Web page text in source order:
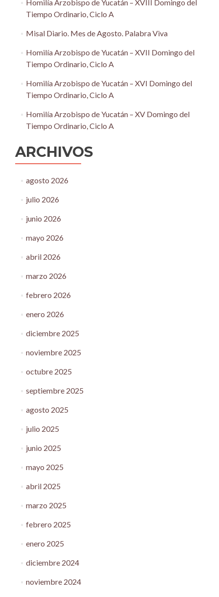
Homilía Arzobispo de Yucatán – XVIII Domingo del
Tiempo Ordinario, Ciclo A
Misal Diario. Mes de Agosto. Palabra Viva
Homilía Arzobispo de Yucatán – XVII Domingo del
Tiempo Ordinario, Ciclo A
Homilía Arzobispo de Yucatán – XVI Domingo del
Tiempo Ordinario, Ciclo A
Homilía Arzobispo de Yucatán – XV Domingo del
Tiempo Ordinario, Ciclo A
ARCHIVOS
agosto 2026
julio 2026
junio 2026
mayo 2026
abril 2026
marzo 2026
febrero 2026
enero 2026
diciembre 2025
noviembre 2025
octubre 2025
septiembre 2025
agosto 2025
julio 2025
junio 2025
mayo 2025
abril 2025
marzo 2025
febrero 2025
enero 2025
diciembre 2024
noviembre 2024